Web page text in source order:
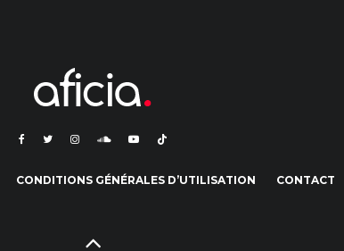
CONDITIONS GÉNÉRALES D’UTILISATION CONTACT